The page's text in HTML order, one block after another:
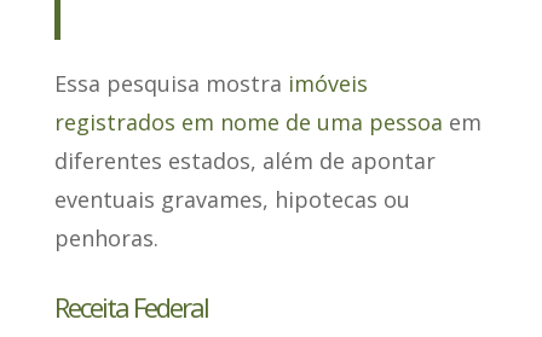
Essa pesquisa mostra imóveis
registrados em nome de uma pessoa em
diferentes estados, além de apontar
eventuais gravames, hipotecas ou
penhoras.
Receita Federal